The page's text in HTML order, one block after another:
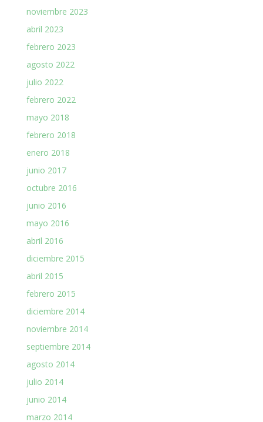
noviembre 2023
abril 2023
febrero 2023
agosto 2022
julio 2022
febrero 2022
mayo 2018
febrero 2018
enero 2018
junio 2017
octubre 2016
junio 2016
mayo 2016
abril 2016
diciembre 2015
abril 2015
febrero 2015
diciembre 2014
noviembre 2014
septiembre 2014
agosto 2014
julio 2014
junio 2014
marzo 2014